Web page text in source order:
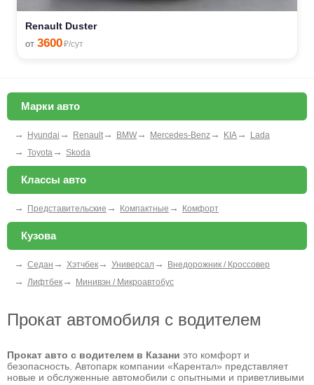
Renault Duster
от 3600₽/сут
Марки авто
→ Hyundai → Renault → BMW → Mercedes-Benz → KIA → Lada
→ Toyota → Skoda
Классы авто
→ Представительские → Компактные → Комфорт
Кузова
→ Седан → Хэтчбек → Универсал → Внедорожник / Кроссовер
→ Лифтбек → Минивэн / Микроавтобус
Прокат автомобиля с водителем
Прокат авто с водителем в Казани это комфорт и
безопасность. Автопарк компании «Карентал» представляет
новые и обслуженные автомобили с опытными и приветливыми